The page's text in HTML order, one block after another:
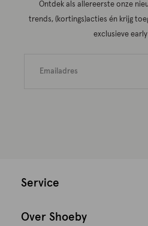
Ontdek als allereerste onze
trends, (kortings)acties én krijg
exclusieve
Service
Over Shoeby